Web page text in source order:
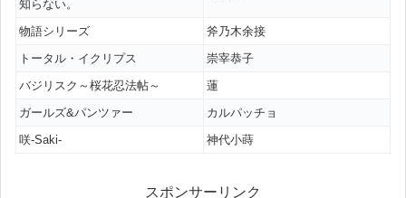
知らない。
物語シリーズ
斧乃木余接
トータル・イクリプス
崇宰恭子
バジリスク～桜花忍法帖～
蓮
ガールズ&パンツァー
カルパッチョ
咲-Saki-
神代小蒔
スポンサーリンク